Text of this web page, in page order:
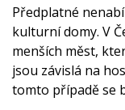
Předplatné
kulturní domy. V
menších měst,
jsou závislá na
tomto případě se